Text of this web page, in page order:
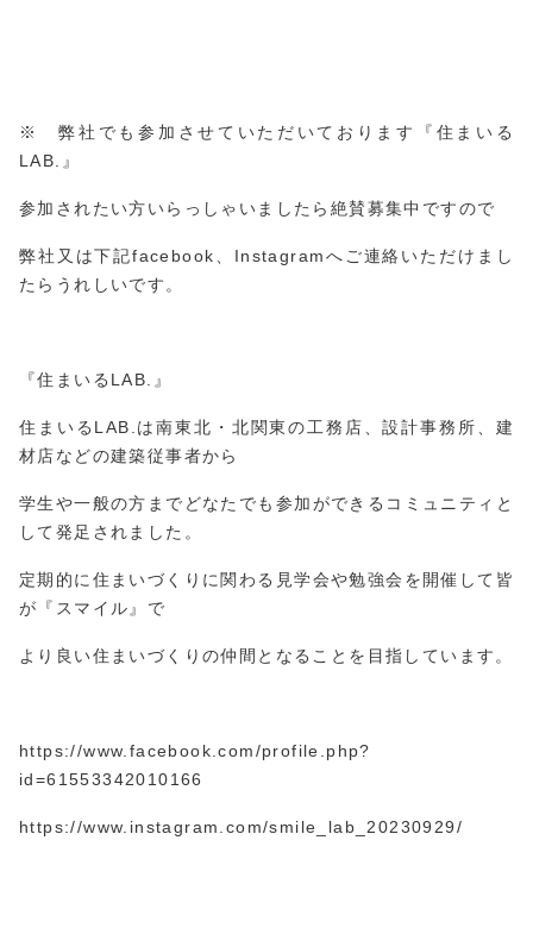
※ 弊社でも参加させていただいております『住まいる
LAB.』
参加されたい方いらっしゃいましたら絶賛募集中ですので
弊社又は下記facebook、Instagramへご連絡いただけまし
たらうれしいです。
『住まいるLAB.』
住まいるLAB.は南東北・北関東の工務店、設計事務所、建
材店などの建築従事者から
学生や一般の方までどなたでも参加ができるコミュニティと
して発足されました。
定期的に住まいづくりに関わる見学会や勉強会を開催して皆
が『スマイル』で
より良い住まいづくりの仲間となることを目指しています。
https://www.facebook.com/profile.php?
id=61553342010166
https://www.instagram.com/smile_lab_20230929/